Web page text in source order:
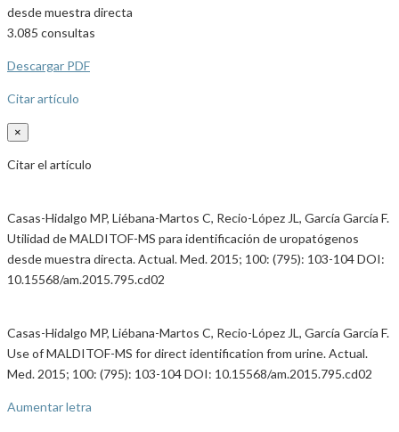
3.085 consultas
Descargar PDF
Citar artículo
×
Citar el artículo
Casas-Hidalgo MP, Liébana-Martos C, Recio-López JL, García García F.
Utilidad de MALDITOF-MS para identificación de uropatógenos
desde muestra directa. Actual. Med. 2015; 100: (795): 103-104 DOI:
10.15568/am.2015.795.cd02
Casas-Hidalgo MP, Liébana-Martos C, Recio-López JL, García García F.
Use of MALDITOF-MS for direct identification from urine. Actual.
Med. 2015; 100: (795): 103-104 DOI: 10.15568/am.2015.795.cd02
Aumentar letra